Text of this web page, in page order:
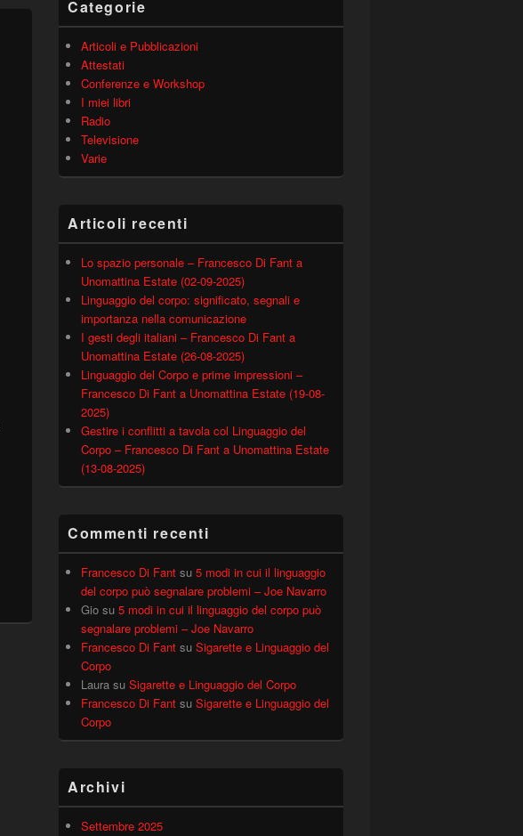
Categorie
Articoli e Pubblicazioni
Attestati
Conferenze e Workshop
I miei libri
Radio
Televisione
Varie
Articoli recenti
Lo spazio personale – Francesco Di Fant a
Unomattina Estate (02-09-2025)
Linguaggio del corpo: significato, segnali e
importanza nella comunicazione
I gesti degli italiani – Francesco Di Fant a
Unomattina Estate (26-08-2025)
Linguaggio del Corpo e prime impressioni –
Francesco Di Fant a Unomattina Estate (19-08-
2025)
Gestire i conflitti a tavola col Linguaggio del
Corpo – Francesco Di Fant a Unomattina Estate
(13-08-2025)
Commenti recenti
Francesco Di Fant su 5 modi in cui il linguaggio
del corpo può segnalare problemi – Joe Navarro
Gio su 5 modi in cui il linguaggio del corpo può
segnalare problemi – Joe Navarro
Francesco Di Fant su Sigarette e Linguaggio del
Corpo
Laura su Sigarette e Linguaggio del Corpo
Francesco Di Fant su Sigarette e Linguaggio del
Corpo
Archivi
Settembre 2025